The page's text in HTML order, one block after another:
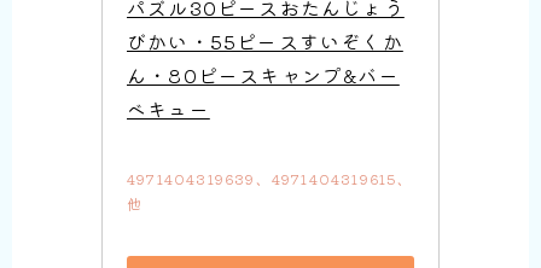
パズル30ピースおたんじょう
びかい・55ピースすいぞくか
ん・80ピースキャンプ&バー
ベキュー
4971404319639、4971404319615、
他